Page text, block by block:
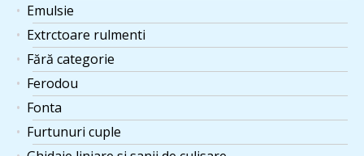
Emulsie
Extrctoare rulmenti
Fără categorie
Ferodou
Fonta
Furtunuri cuple